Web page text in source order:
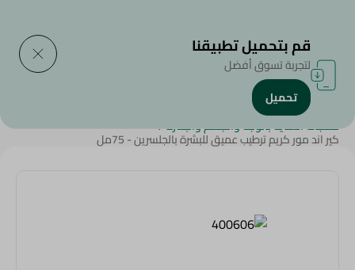
الرئيسية/الجمال والعناية الشخصية
منتجات العناية بالوجه والجسم والبشرة/
كير اند مور كريم ترطيب عميق للبشرة بالجلسرين - 75مل
قم بتحميل تطبيقنا
لتجربة تسوق أفضل
تحميل